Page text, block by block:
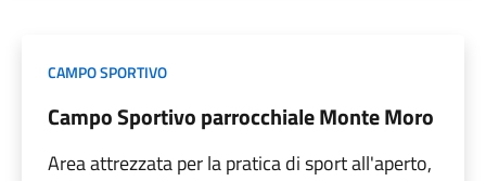
CAMPO SPORTIVO
Campo Sportivo parrocchiale Monte Moro
Area attrezzata per la pratica di sport all'aperto,